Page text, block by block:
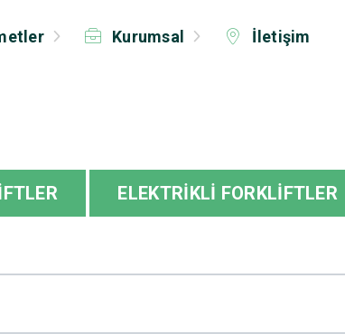
Kurumsal İletişim
ELEKTRİKLİ FORKLİFTLER